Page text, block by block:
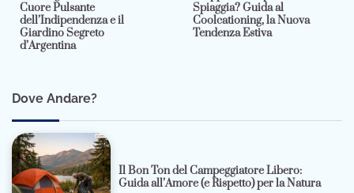
Cuore Pulsante
dell’Indipendenza e il
Giardino Segreto
d’Argentina
Spiaggia? Guida al
Coolcationing, la Nuova
Tendenza Estiva
Dove Andare?
Il Bon Ton del Campeggiatore Libero:
Guida all’Amore (e Rispetto) per la Natura